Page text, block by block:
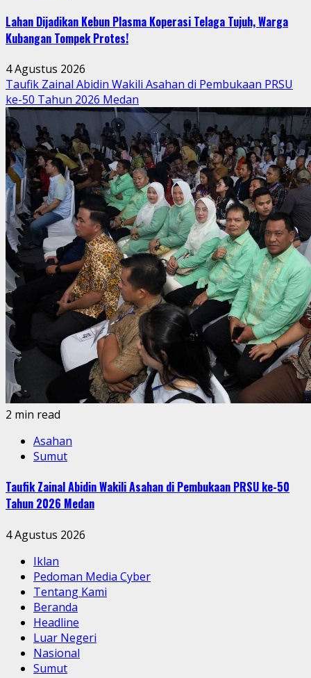
Lahan Dijadikan Kebun Plasma Koperasi Telaga Tujuh, Warga
Kubangan Tompek Protes!
4 Agustus 2026
Taufik Zainal Abidin Wakili Asahan di Pembukaan PRSU
ke-50 Tahun 2026 Medan
2 min read
Asahan
Sumut
Taufik Zainal Abidin Wakili Asahan di Pembukaan PRSU ke-50
Tahun 2026 Medan
4 Agustus 2026
Iklan
Pedoman Media Cyber
Tentang Kami
Beranda
Headline
Luar Negeri
Nasional
Sumut